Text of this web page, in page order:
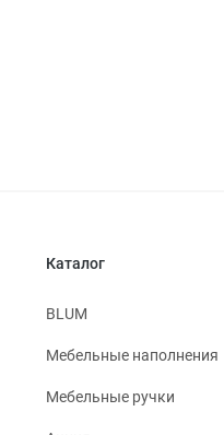
Каталог
BLUM
Мебельные наполнения
Мебельные ручки